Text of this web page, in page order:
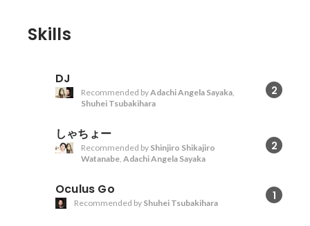
Skills
DJ
2
Recommended byAdachi Angela Sayaka,
Shuhei Tsubakihara
しゃちょー
2
Recommended by Shinjiro Shikajiro
Watanabe, Adachi Angela Sayaka
Oculus Go 1
Recommended by Shuhei Tsubakihara